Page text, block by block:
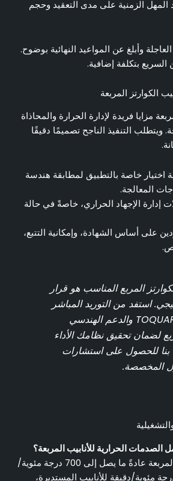
المهل الزمنية على مدى التعقيد وحجم
وأبلغ عن المواعيد النهائية بوضوح.
السريع بتكلفة إضافية.
الكوارتز المربعة
مزايا فريدة لإدارة الحرارة والمحاذاة
ويتطلب التنفيذ الناجح تصميمًا دقيقًا
خاصة بالتطبيق لمطابقة هندسة
المعالجة.
إدارة الإجهاد الحراري، خاصةً في حالة
على أساس الشهادة، وإمكانية التتبع،
المربع المناسب هو قرار
استفد من التوريد المباشر
من مصنع TOQUARTZ والدعم الهندسي
لضمان تحقيق نظامك الأداء
بنا للحصول على استشارات
المخصصة.
الصدمات الحرارية للأنابيب المربعة؟
تتحمل أنابيب الكوارتز المربعة عادةً ما يصل إلى 700 درجة مئوية/
مقارنةً بـ 1000 درجة مئوية/دقيقة للأنابيب المستديرة،